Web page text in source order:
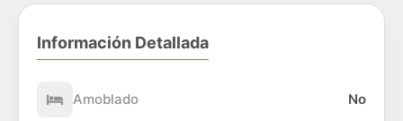
Información Detallada
Amoblado No